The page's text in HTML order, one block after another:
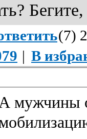
(7)
| В
мужчины